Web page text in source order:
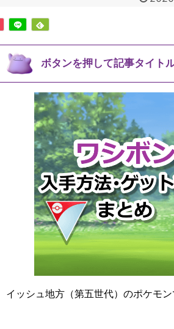
ボタンを押して記事タイト
イッシュ地方（第五世代）のポケモン